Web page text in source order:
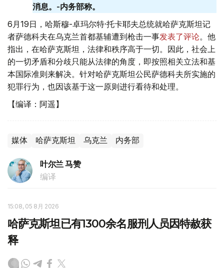
消息。-内务部称。
6月19日，哈斯穆-卓玛尔特·托卡耶夫总统就哈萨克斯坦记
者萨德科夫在乌克兰首都基辅遭到枪击一事发表了评论。他
指出，在哈萨克斯坦，法律和秩序高于一切。因此，社会上
的一切矛盾和分歧只能从法律的角度，即按照相关立法和基
本国际准则来解决。针对哈萨克斯坦公民萨德科夫所实施的
犯罪行为，也因该基于这一原则进行看待和处理。
【编译：阿遥】
媒体 哈萨克斯坦 乌克兰 内务部
叶尔兰 马赞
编译
15:08, 05 8月 2026
哈萨克斯坦已有1300余名服刑人员因特赦获
释